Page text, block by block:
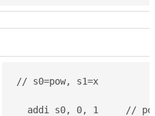
// s0=pow, s1=x
addi s0, 0, 1     //